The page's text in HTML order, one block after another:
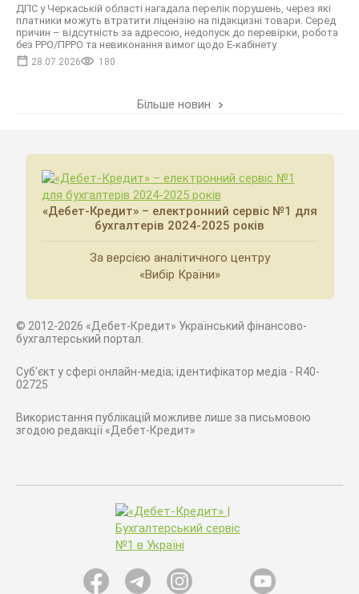
ДПС у Черкаській області нагадала перелік порушень, через які
платники можуть втратити ліцензію на підакцизні товари. Серед
причин – відсутність за адресою, недопуск до перевірки, робота
без РРО/ПРРО та невиконання вимог щодо Е-кабінету
28.07.2026 180
Більше новин
«Дебет-Кредит» – електронний сервіс №1 для
бухгалтерів 2024-2025 років
За версією аналітичного центру
«Вибір Країни»
© 2012-2026 «Дебет-Кредит» Український фінансово-
бухгалтерський портал.
Суб'єкт у сфері онлайн-медіа; ідентифікатор медіа - R40-
02725
Використання публікацій можливе лише за письмовою
згодою редакції «Дебет-Кредит»